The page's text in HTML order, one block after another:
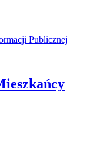
Publicznej